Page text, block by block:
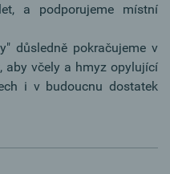
a podporujeme místní
důsledně pokračujeme v
aby včely a hmyz opylující
i v budoucnu dostatek